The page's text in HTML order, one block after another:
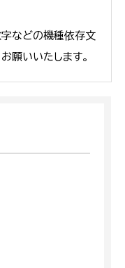
などの機種依存文
願いいたします。